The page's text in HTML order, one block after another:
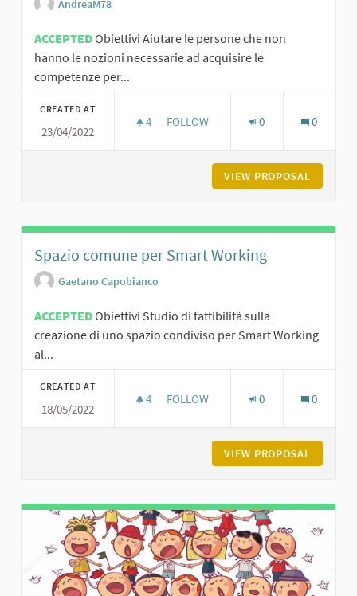
AndreaM78
ACCEPTEDObiettivi Aiutare le persone che non
hanno le nozioni necessarie ad acquisire le
competenze per...
CREATED AT
23/04/2022
4 4 FOLLOWERS
FOLLOW 0 0
VIEW PROPOSAL
Spazio comune per Smart Working
Gaetano Capobianco
ACCEPTEDObiettivi Studio di fattibilità sulla
creazione di uno spazio condiviso per Smart Working
al...
CREATED AT
18/05/2022
4 4 FOLLOWERS
FOLLOW 0 0
VIEW PROPOSAL